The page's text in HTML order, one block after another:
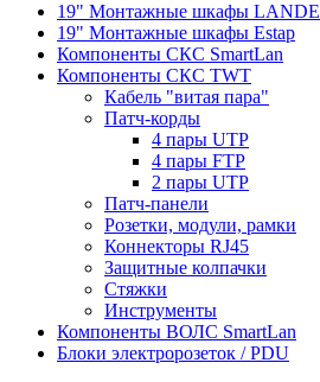
19" Монтажные шкафы LANDE
19" Монтажные шкафы Estap
Компоненты СКС SmartLan
Компоненты СКС TWT
Кабель "витая пара"
Патч-корды
4 пары UTP
4 пары FTP
2 пары UTP
Патч-панели
Розетки, модули, рамки
Коннекторы RJ45
Защитные колпачки
Стяжки
Инструменты
Компоненты ВОЛС SmartLan
Блоки электророзеток / PDU